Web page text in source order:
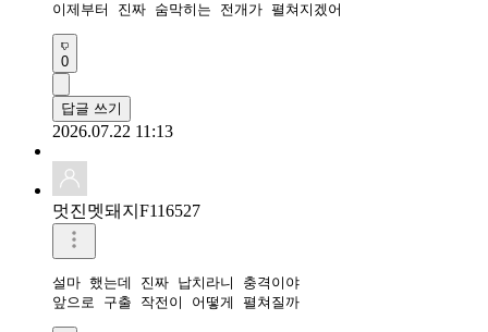
이제부터 진짜 숨막히는 전개가 펼쳐지겠어
0
답글 쓰기
2026.07.22 11:13
멋진멧돼지F116527
설마 했는데 진짜 납치라니 충격이야
앞으로 구출 작전이 어떻게 펼쳐질까